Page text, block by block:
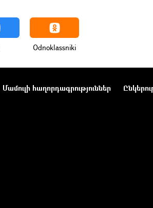
Odnoklassniki
Մամուլի հաղորդագրություններ